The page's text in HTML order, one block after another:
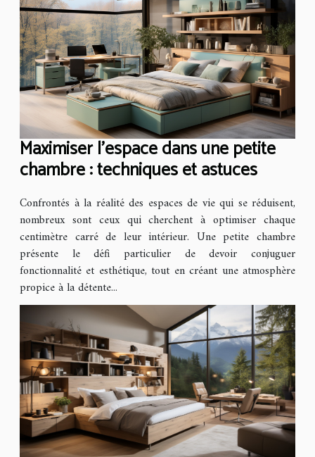
Maximiser l'espace dans une petite
chambre : techniques et astuces
Confrontés à la réalité des espaces de vie qui se réduisent,
nombreux sont ceux qui cherchent à optimiser chaque
centimètre carré de leur intérieur. Une petite chambre
présente le défi particulier de devoir conjuguer
fonctionnalité et esthétique, tout en créant une atmosphère
propice à la détente...